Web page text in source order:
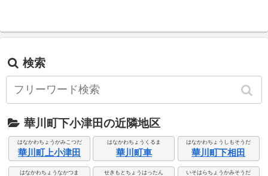
検索
華川町下小津田の近隣地区
はなかわちょうかみこつだ
華川町上小津田
はなかわちょうくるま
華川町車
はなかわちょうしもそうだ
華川町下相田
はなかわちょうなかつま せきもとちょうはったん いそはらちょうかみそうだ